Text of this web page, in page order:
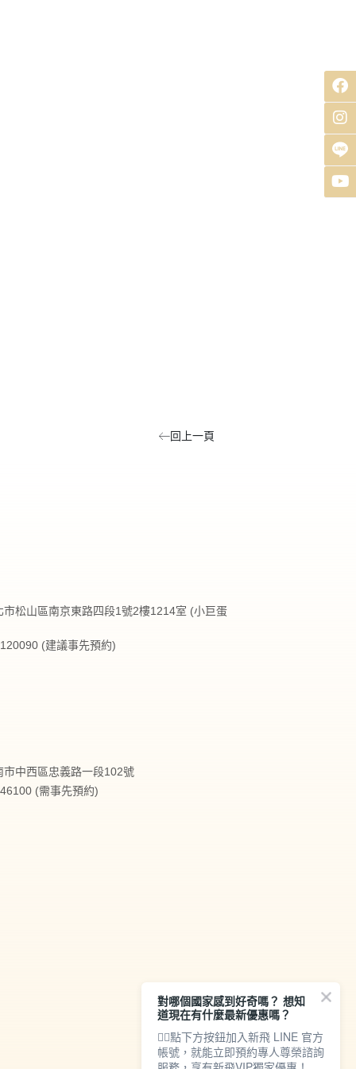
回上一頁
市松山區南京東路四段1號2樓1214室 (小巨蛋
(建議事先預約)
市中西區忠義路一段102號
(需事先預約)
對哪個國家感到好奇嗎？ 想知
道現在有什麼最新優惠嗎？
👇🏻點下方按鈕加入新飛 LINE 官方
帳號，就能立即預約專人尊榮諮詢